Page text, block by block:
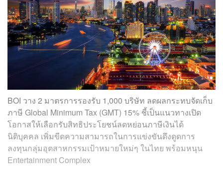
BOI วาง 2 มาตรการรองรับ 1,000 บริษัท ลดผลกระทบจัดเก็บ
ภาษี Global Minimum Tax (GMT) 15% ชี้เป็นแนวทางเปิด
โอกาสให้เลือกรับสิทธิประโยชน์ลดหย่อนภาษีเงินได้
นิติบุคคล เพิ่มขีดความสามารถในการแข่งขันดึงดูดการ
ลงทุนกลุ่มอุตสาหกรรมเป้าหมายใหม่ๆ ในไทย พร้อมหนุน
Entertainment Complex